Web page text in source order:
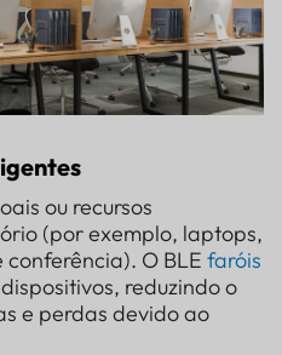
ou recursos
(por exemplo, laptops,
O BLE faróis
reduzindo o
e perdas devido ao